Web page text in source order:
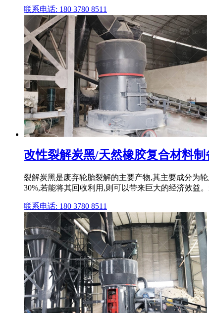
联系电话: 180 3780 8511
改性裂解炭黑/天然橡胶复合材料
裂解炭黑是废弃轮胎裂解的主要产物,其主要成分为
30%,若能将其回收利用,则可以带来巨大的经济效益
联系电话: 180 3780 8511